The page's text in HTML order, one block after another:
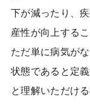
下が減ったり、
産性が向上する
ただ単に病気が
状態であると定
と理解いただけ